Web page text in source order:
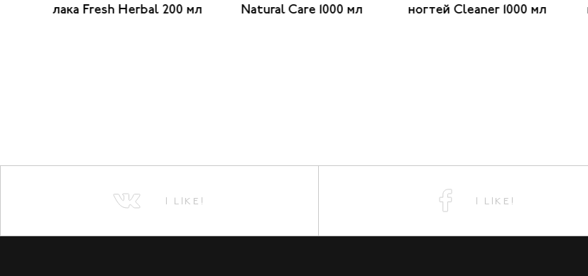
лака Fresh Herbal 200 мл
Natural Care 1000 мл
ногтей Cleaner 1000 мл
I LIKE! I LIKE!